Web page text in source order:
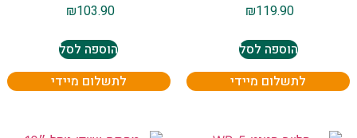
₪119.90
הוספה לסל
לתשלום מיידי
₪103.90
הוספה לסל
לתשלום מיידי